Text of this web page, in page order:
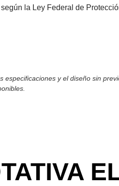
la Ley Federal de
y el diseño sin